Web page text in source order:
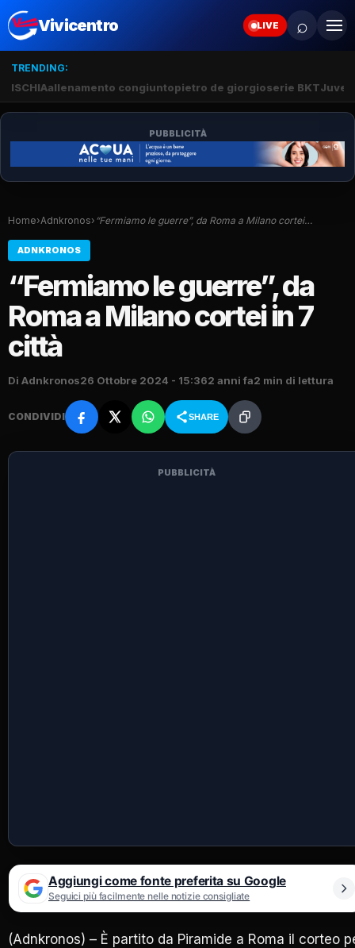
Vivicentro LIVE ⌕
TRENDING:
ISCHIAallenamento congiuntopietro de giorgioserie BKTJuve
PUBBLICITÀ
Home›Adnkronos› “Fermiamo le guerre”, da Roma a Milano cortei…
ADNKRONOS
“Fermiamo le guerre”, da
Roma a Milano cortei in 7
città
Di Adnkronos26 Ottobre 2024 - 15:362 anni fa2 min di lettura
CONDIVIDI SHARE
PUBBLICITÀ
Aggiungi come fonte preferita su Google
Seguici più facilmente nelle notizie consigliate
(Adnkronos) – È partito da Piramide a Roma il corteo